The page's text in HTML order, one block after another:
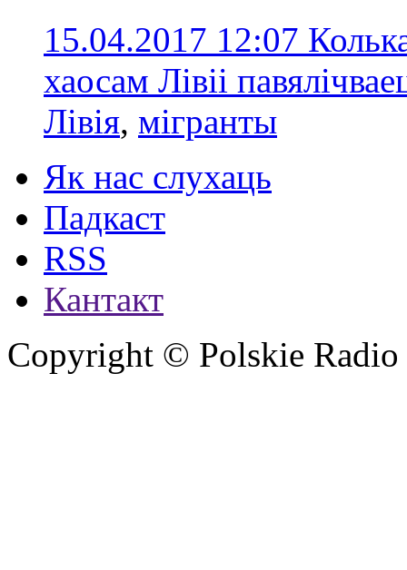
15.04.2017 12:07
хаосам Лівіі
Лівія, мігранты
Як нас слухаць
Падкаст
RSS
Кантакт
Copyright © Polskie